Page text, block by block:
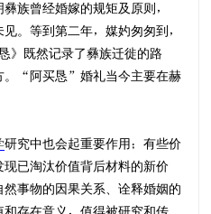
族曾经婚嫁的规矩及原则，
。等到第二年，媒妁匆匆到，
》既然记录了彝族迁徙的路
。“阿买恳”婚礼当今主要在赫
研究中也会起重要作用；有些价
已淘汰价值背后材料的新价
事物的因果关系、诠释婚姻的
存在意义，值得被研究和传